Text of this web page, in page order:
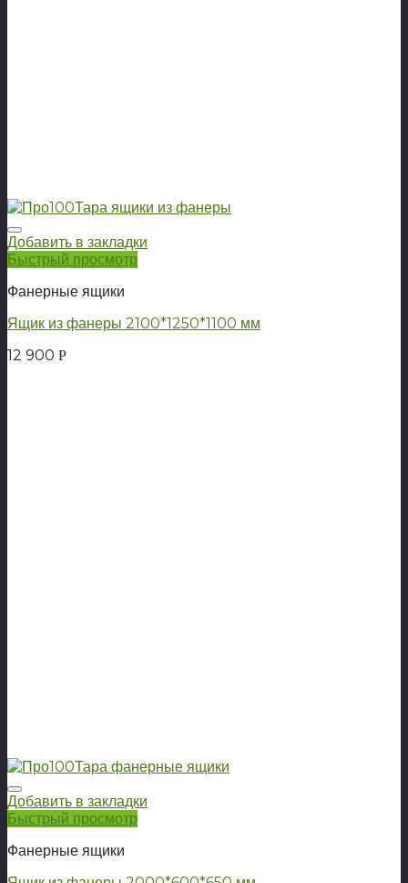
Добавить в закладки
Быстрый просмотр
Фанерные ящики
Ящик из фанеры 2100*1250*1100 мм
12 900 Р
Добавить в закладки
Быстрый просмотр
Фанерные ящики